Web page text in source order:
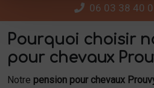
06 03 38 40
Pourquoi choisir
pour chevaux
Notre pension pour chevaux